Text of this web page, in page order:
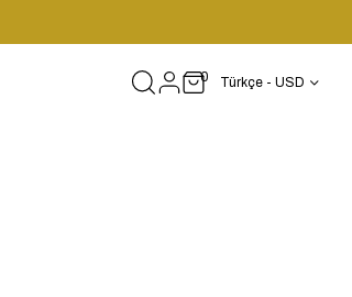
0 Türkçe - USD